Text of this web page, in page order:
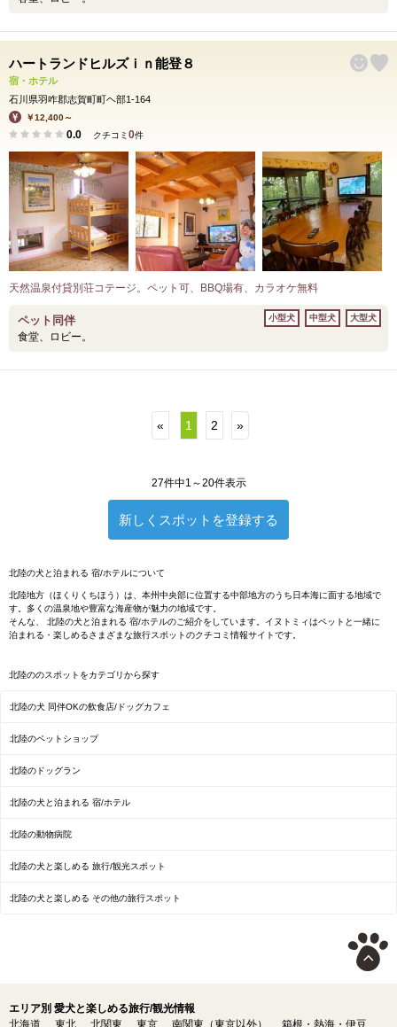
ハートランドヒルズｉｎ能登８
宿・ホテル
石川県羽咋郡志賀町町ヘ部1-164
￥12,400～
0.0 クチコミ 0件
天然温泉付貸別荘コテージ。ペット可、BBQ場有、カラオケ無料
ペット同伴
食堂、ロビー。
小型犬 中型犬 大型犬
« 1 2 »
27件中1～20件表示
新しくスポットを登録する
北陸の犬と泊まれる 宿/ホテルについて
北陸地方（ほくりくちほう）は、本州中央部に位置する中部地方のうち日本海に面する地域で
す。多くの温泉地や豊富な海産物が魅力の地域です。
そんな、 北陸の犬と泊まれる 宿/ホテルのご紹介をしています。イヌトミィはペットと一緒に
泊まれる・楽しめるさまざまな旅行スポットのクチコミ情報サイトです。
北陸ののスポットをカテゴリから探す
北陸の犬 同伴OKの飲食店/ドッグカフェ
北陸のペットショップ
北陸のドッグラン
北陸の犬と泊まれる 宿/ホテル
北陸の動物病院
北陸の犬と楽しめる 旅行/観光スポット
北陸の犬と楽しめる その他の旅行スポット
エリア別 愛犬と楽しめる旅行/観光情報